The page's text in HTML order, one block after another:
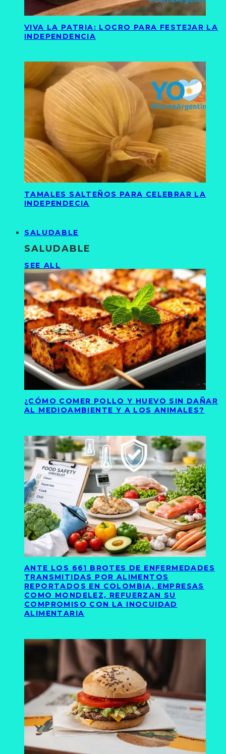
VIVA LA PATRIA: LOCRO PARA FESTEJAR LA
INDEPENDENCIA
TAMALES SALTEÑOS PARA CELEBRAR LA
INDEPENDECIA
SALUDABLE
SALUDABLE
SEE ALL
¿CÓMO COMER POLLO Y HUEVO SIN DAÑAR
AL MEDIOAMBIENTE Y A LOS ANIMALES?
ANTE LOS 661 BROTES DE ENFERMEDADES
TRANSMITIDAS POR ALIMENTOS
REPORTADOS EN COLOMBIA, EMPRESAS
COMO MONDELEZ, REFUERZAN SU
COMPROMISO CON LA INOCUIDAD
ALIMENTARIA